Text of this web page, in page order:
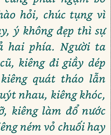
hỏi, chúc tụng vì
ý không đẹp thì sự
hai phía. Người ta
kiêng đi giầy dép
quát tháo lẫn
nhau, kiêng khóc,
kiêng làm đổ nước
ném vỏ chuối hay